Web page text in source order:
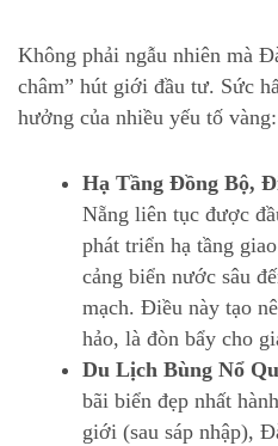
Không phải ngẫu nhiên mà
châm” hút giới đầu tư. Sức
hưởng của nhiều yếu tố vàng:
Hạ Tầng Đồng Bộ,
Nẵng liên tục được
phát triển hạ tầng
cảng biển nước sâu
mạch. Điều này tạo
hảo, là đòn bẩy cho
Du Lịch Bùng Nổ
bãi biển đẹp nhất
giới (sau sáp nhập),